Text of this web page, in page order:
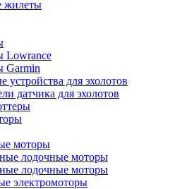
жилеты
Lowrance
Garmin
устройства для эхолотов
датчика для эхолотов
моторы
лодочные моторы
лодочные моторы
электромоторы